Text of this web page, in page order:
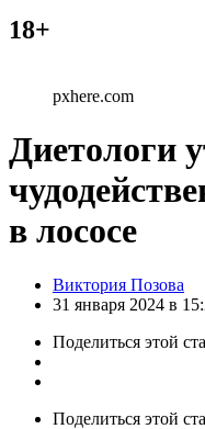
18+
pxhere.com
Диетологи
в лососе
Posted
by
Виктория Позова
31 января 2024 в
Поделиться этой
Поделиться этой